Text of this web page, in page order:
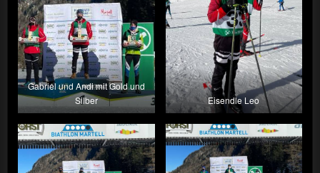
Gabriel und Andi mit Gold und
Silber
Eisendle Leo